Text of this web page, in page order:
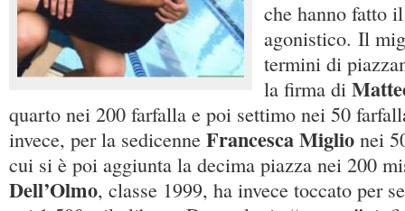
che hanno fatto
agonistico. Il
termini di
la firma di
quarto nei 200 farfalla e poi settimo nei 50
invece, per la sedicenne Francesca Miglio nei
cui si è poi aggiunta la decima piazza nei 200
Dell’Olmo, classe 1999, ha invece toccato per